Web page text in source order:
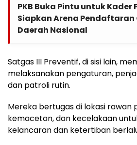
PKB Buka Pintu untuk Kader
Siapkan Arena Pendaftaran
Daerah Nasional
Satgas III Preventif, di sisi lain,
melaksanakan pengaturan,
dan patroli rutin.
Mereka bertugas di lokasi rawan
kemacetan, dan kecelakaan
kelancaran dan ketertiban